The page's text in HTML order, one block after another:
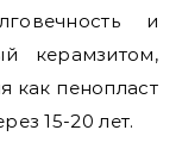
и
керамзитом,
как пенопласт
15-20 лет.